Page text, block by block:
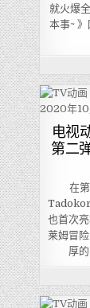
就火爆
本事~
电视
第二
在
也首次
莱姆冒
厚